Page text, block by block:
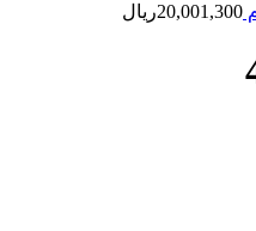
20,001,300ریال